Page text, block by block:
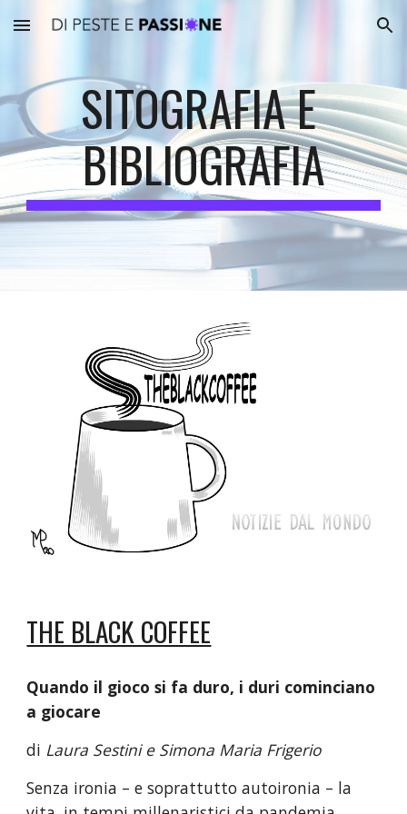
Skip to main content Skip to navigation
SITOGRAFIA E
BIBLIOGRAFIA
THE BLACK COFFEE
Quando il gioco si fa duro, i duri cominciano
a giocare
di Laura Sestini e Simona Maria Frigerio
Senza ironia – e soprattutto autoironia – la